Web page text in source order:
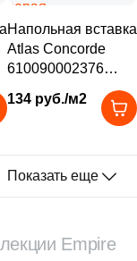
Напольная вставка
Atlas Concorde
610090002376
Empire Silver Root
Bottone 7.2x7.2
камень
134 руб./м2
Показать еще
Empire